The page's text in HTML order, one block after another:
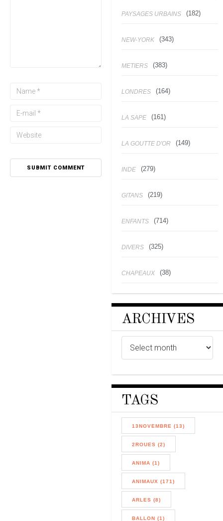
PAYSAGES URBAINS (182)
NEW-YORK (343)
METIERS (383)
LONDRES (164)
LA SAPE (161)
LA GOUTTE D'OR (149)
INDE (279)
GITANS (219)
ENFANTS (714)
DIVERS (325)
CHAPEAUX (38)
ARCHIVES
TAGS
13NOVEMBRE (13)
2ROUES (2)
ANIMA (1)
ANIMAUX (171)
ARLES (8)
BALLON (1)